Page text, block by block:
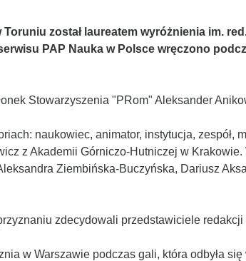
został laureatem wyróżnienia im.
PAP Nauka w Polsce wręczono
Stowarzyszenia "PRom" Aleksander
naukowiec, animator, instytucja, zespół,
z Akademii Górniczo-Hutniczej w
Ziembińska-Buczyńska, Dariusz
zdecydowali przedstawiciele
w Warszawie podczas gali, która odbyła